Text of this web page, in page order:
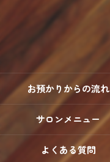
お預かりからの流れ
サロンメニュー
よくある質問